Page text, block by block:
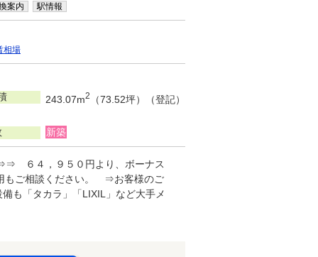
案内
駅情報
相場
243.07m2 （73.52坪）（登記）
新築
６４，９５０円より、ボーナス
もご相談ください。 ⇒お客様のご
も「タカラ」「LIXIL」など大手メ